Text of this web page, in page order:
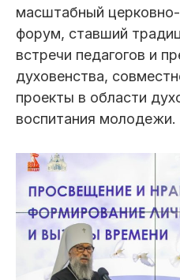
масштабный
форум, ставший
встречи педагогов и
духовенства,
проекты в области
воспитания молодежи.